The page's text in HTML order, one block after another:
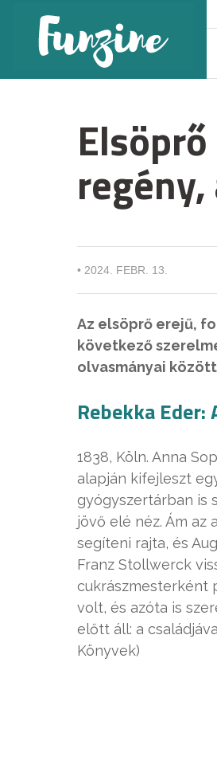
• 2024. FEBR. 13.
Az elsöprő erejű,
következő
olvasmányai
Rebekka
1838, Köln. Anna
alapján kifejleszt
gyógyszertárban is
jövő elé néz. Ám az
segíteni rajta, és
Franz Stollwerck
cukrászmesterként
volt, és azóta is
előtt áll: a
Könyvek)